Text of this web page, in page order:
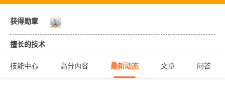
获得勋章
擅长的技术
技能中心 高分内容 最新动态 文章 问答